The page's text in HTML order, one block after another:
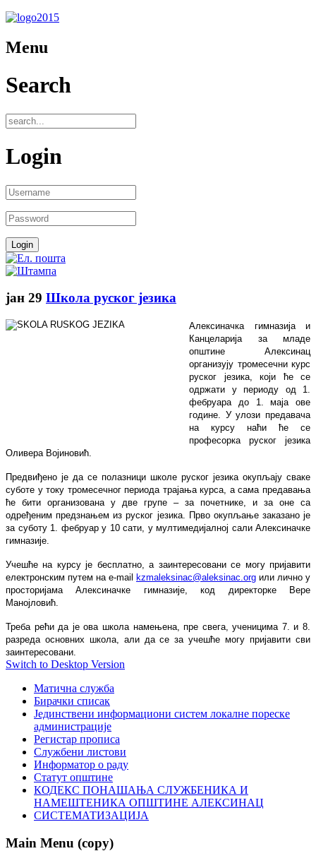
Menu
Search
Login
јан 29 Школа руског језика
Алексиначка гимназија и
Канцеларија за младе
општине Алексинац
организују тромесечни курс
руског језика, који ће се
одржати у периоду од 1.
фебруара до 1. маја ове
године. У улози предавача
на курсу наћи ће се
професорка руског језика
Оливера Војиновић.
Предвиђено је да се полазници школе руског језика окупљају сваке
суботе у току тромесечног периода трајања курса, а сама предавања
ће бити организована у две групе – за почетнике, и за оне са
одређеним предзнањем из руског језика. Прво окупљање заказано је
за суботу 1. фебруар у 10 сати, у мултимедијалној сали Алексиначке
гимназије.
Учешће на курсу је бесплатно, а заинтересовани се могу пријавити
електронским путем на e-mail
kzmaleksinac@aleksinac.org или лично у
просторијама Алексиначке гимназије, код директорке Вере
Манојловић.
Треба рећи да је ова школа намењена, пре свега, ученицима 7. и 8.
разреда основних школа, али да се за учешће могу пријавити сви
заинтересовани.
Switch to Desktop Version
Матична служба
Бирачки списак
Јединствени информациони систем локалне пореске
администрације
Регистар прописа
Службени листови
Информатор о раду
Статут општине
КОДЕКС ПОНАШАЊА СЛУЖБЕНИКА И
НАМЕШТЕНИКА ОПШТИНЕ АЛЕКСИНАЦ
СИСТЕМАТИЗАЦИЈА
Main Menu (copy)